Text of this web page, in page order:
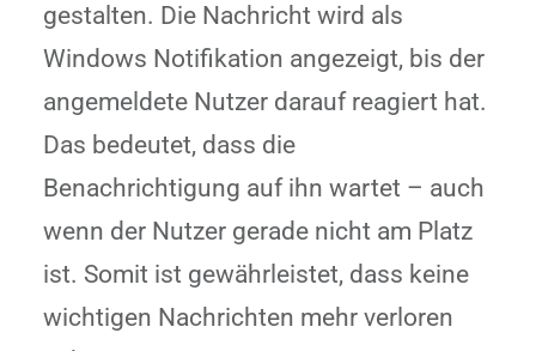
gestalten. Die Nachricht wird als
Windows Notifikation angezeigt, bis der
angemeldete Nutzer darauf reagiert hat.
Das bedeutet, dass die
Benachrichtigung auf ihn wartet – auch
wenn der Nutzer gerade nicht am Platz
ist. Somit ist gewährleistet, dass keine
wichtigen Nachrichten mehr verloren